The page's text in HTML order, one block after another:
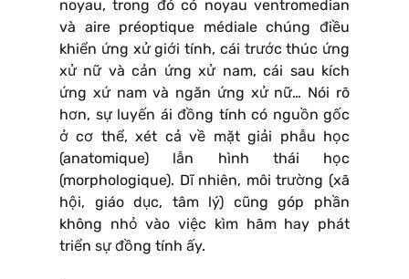
noyau, trong đó có noyau ventromedian
và aire préoptique médiale chúng điều
khiển ứng xử giới tính, cái trước thúc ứng
xử nữ và cản ứng xử nam, cái sau kích
ứng xứ nam và ngăn ứng xử nữ… Nói rõ
hơn, sự luyến ái đồng tính có nguồn gốc
ở cơ thể, xét cả về mặt giải phẫu học
(anatomique) lẫn hình thái học
(morphologique). Dĩ nhiên, môi trường (xã
hội, giáo dục, tâm lý) cũng góp phần
không nhỏ vào việc kìm hãm hay phát
triển sự đồng tính ấy.